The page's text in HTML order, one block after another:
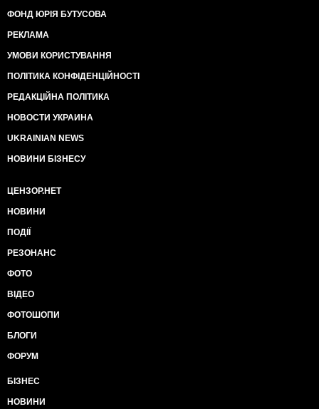
ФОНД ЮРІЯ БУТУСОВА
РЕКЛАМА
УМОВИ КОРИСТУВАННЯ
ПОЛІТИКА КОНФІДЕНЦІЙНОСТІ
РЕДАКЦІЙНА ПОЛІТИКА
НОВОСТИ УКРАИНА
UKRAINIAN NEWS
НОВИНИ БІЗНЕСУ
ЦЕНЗОР.НЕТ
НОВИНИ
ПОДІЇ
РЕЗОНАНС
ФОТО
ВІДЕО
ФОТОШОПИ
БЛОГИ
ФОРУМ
БІЗНЕС
НОВИНИ